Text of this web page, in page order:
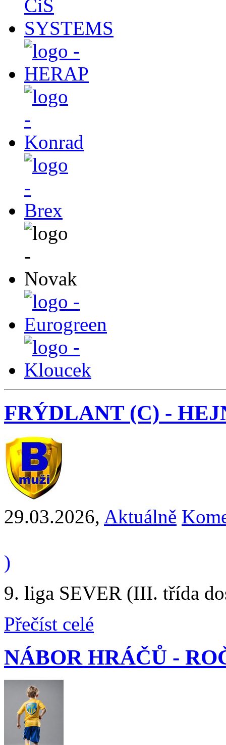
FRÝDLANT (C) -
29.03.2026, Aktuálně
)
9. liga SEVER (III. třída
Přečíst celé
NÁBOR HRÁČŮ -